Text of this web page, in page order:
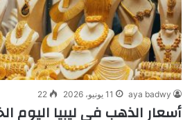
aya badwy 11 يونيو، 2026 22